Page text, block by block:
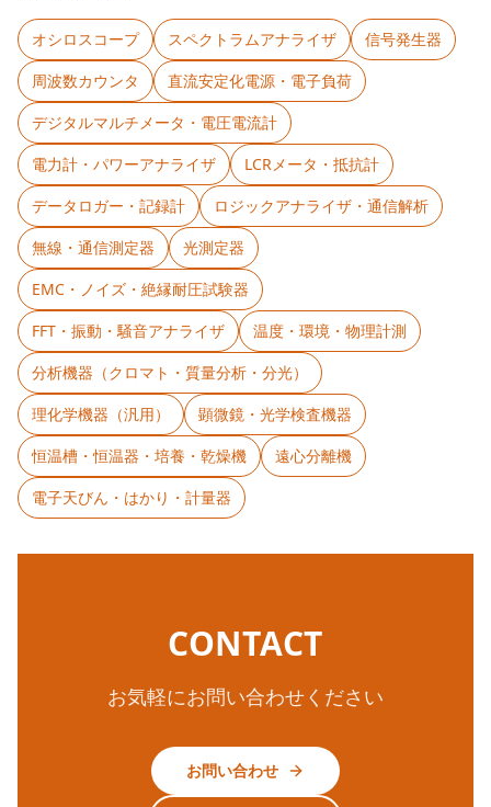
オシロスコープ スペクトラムアナライザ
信号発生器
周波数カウンタ
直流安定化電源・電子負荷
デジタルマルチメータ・電圧電流計
電力計・パワーアナライザ
LCRメータ・抵抗計
データロガー・記録計
ロジックアナライザ・通信解析
無線・通信測定器
光測定器
EMC・ノイズ・絶縁耐圧試験器
FFT・振動・騒音アナライザ
温度・環境・物理計測
分析機器（クロマト・質量分析・分光）
理化学機器（汎用）
顕微鏡・光学検査機器
恒温槽・恒温器・培養・乾燥機
遠心分離機
電子天びん・はかり・計量器
CONTACT
お気軽にお問い合わせください
お問い合わせ